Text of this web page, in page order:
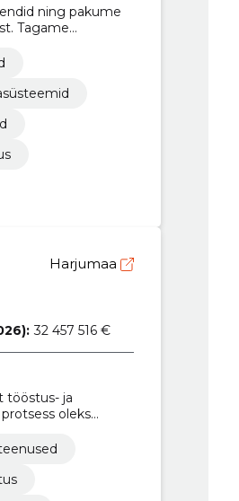
ning pakume
Tagame
Harjumaa
32 457 516 €
tööstus- ja
oleks